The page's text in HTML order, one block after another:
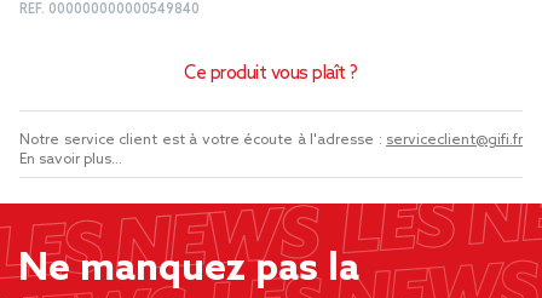
REF. 000000000000549840
Ce produit vous plaît ?
Notre service client est à votre écoute à l'adresse : serviceclient@gifi.fr
En savoir plus...
Ne manquez pas la